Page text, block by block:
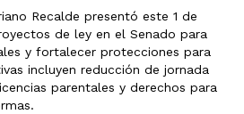
Recalde presentó este 1 de
de ley en el Senado para
y fortalecer protecciones para
incluyen reducción de jornada
parentales y derechos para